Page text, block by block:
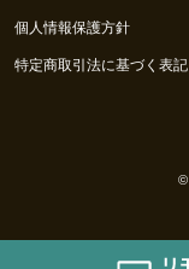
個人情報保護方針
特定商取引法に基づく表記
©